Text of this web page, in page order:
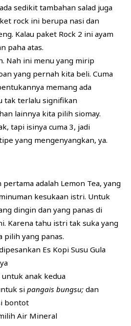
sedikit tambahan salad juga
rock ini berupa nasi dan
Kalau paket Rock 2 ini ayam
paha atas.
Nah ini menu yang mirip
yang pernah kita beli. Cuma
memang ada
tak terlalu signifikan
lainnya kita pilih siomay.
tapi isinya cuma 3, jadi
yang mengenyangkan, ya.
adalah Lemon Tea, yang
kesukaan istri. Untuk
dingin dan yang panas di
Karena tahu istri tak suka yang
yang panas.
Es Kopi Susu Gula
anak kedua
si pangais bungsu; dan
bontot
Air Mineral